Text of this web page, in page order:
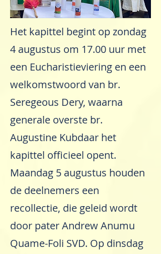
Het kapittel begint op zondag
4 augustus om 17.00 uur met
een Eucharistieviering en een
welkomstwoord van br.
Seregeous Dery, waarna
generale overste br.
Augustine Kubdaar het
kapittel officieel opent.
Maandag 5 augustus houden
de deelnemers een
recollectie, die geleid wordt
door pater Andrew Anumu
Quame-Foli SVD. Op dinsdag